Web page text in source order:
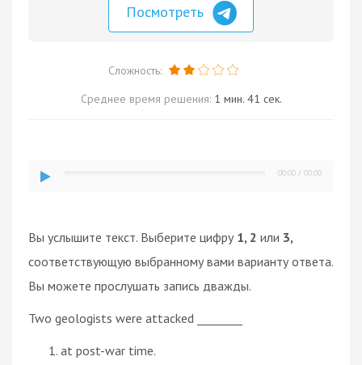
Посмотреть
Сложность:
Среднее время решения: 1 мин. 41 сек.
00:00 / 00:00
Вы услышите текст. Выберите цифру 1, 2 или 3,
соответствующую выбранному вами варианту ответа.
Вы можете прослушать запись дважды.
Two geologists were attacked ________
at post-war time.